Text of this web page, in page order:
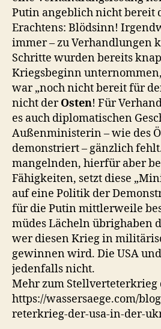
Putin angeblich nicht bereit
Erachtens: Blödsinn!
immer – zu Verhandlungen
Schritte wurden bereits
Kriegsbeginn
war „noch nicht bereit für
nicht derOsten! Für
es auch diplomatischen
Außenministerin – wie des
demonstriert – gänzlich
mangelnden, hierfür aber
Fähigkeiten, setzt diese
auf eine Politik der
für die Putin mittlerweile
müdes Lächeln übrighaben
wer diesen Krieg in
gewinnen wird. Die USA
jedenfalls nicht.
Mehr zum Stellverteterkrieg
https://wassersaege.com/
reterkrieg-der-usa-in-der-